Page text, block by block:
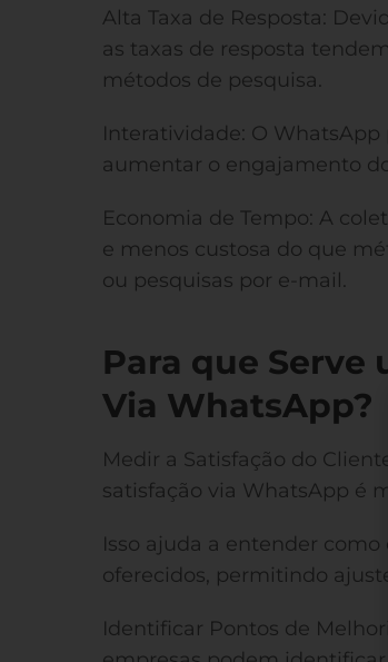
Alta Taxa de Resposta:
as taxas de resposta
métodos de pesquisa.
Interatividade: O
aumentar o engajamento
Economia de Tempo: A
e menos custosa do que
ou pesquisas por e-mail.
Para que Serve
Via WhatsApp?
Medir a Satisfação do
satisfação via WhatsApp é
Isso ajuda a entender
oferecidos, permitindo
Identificar Pontos de